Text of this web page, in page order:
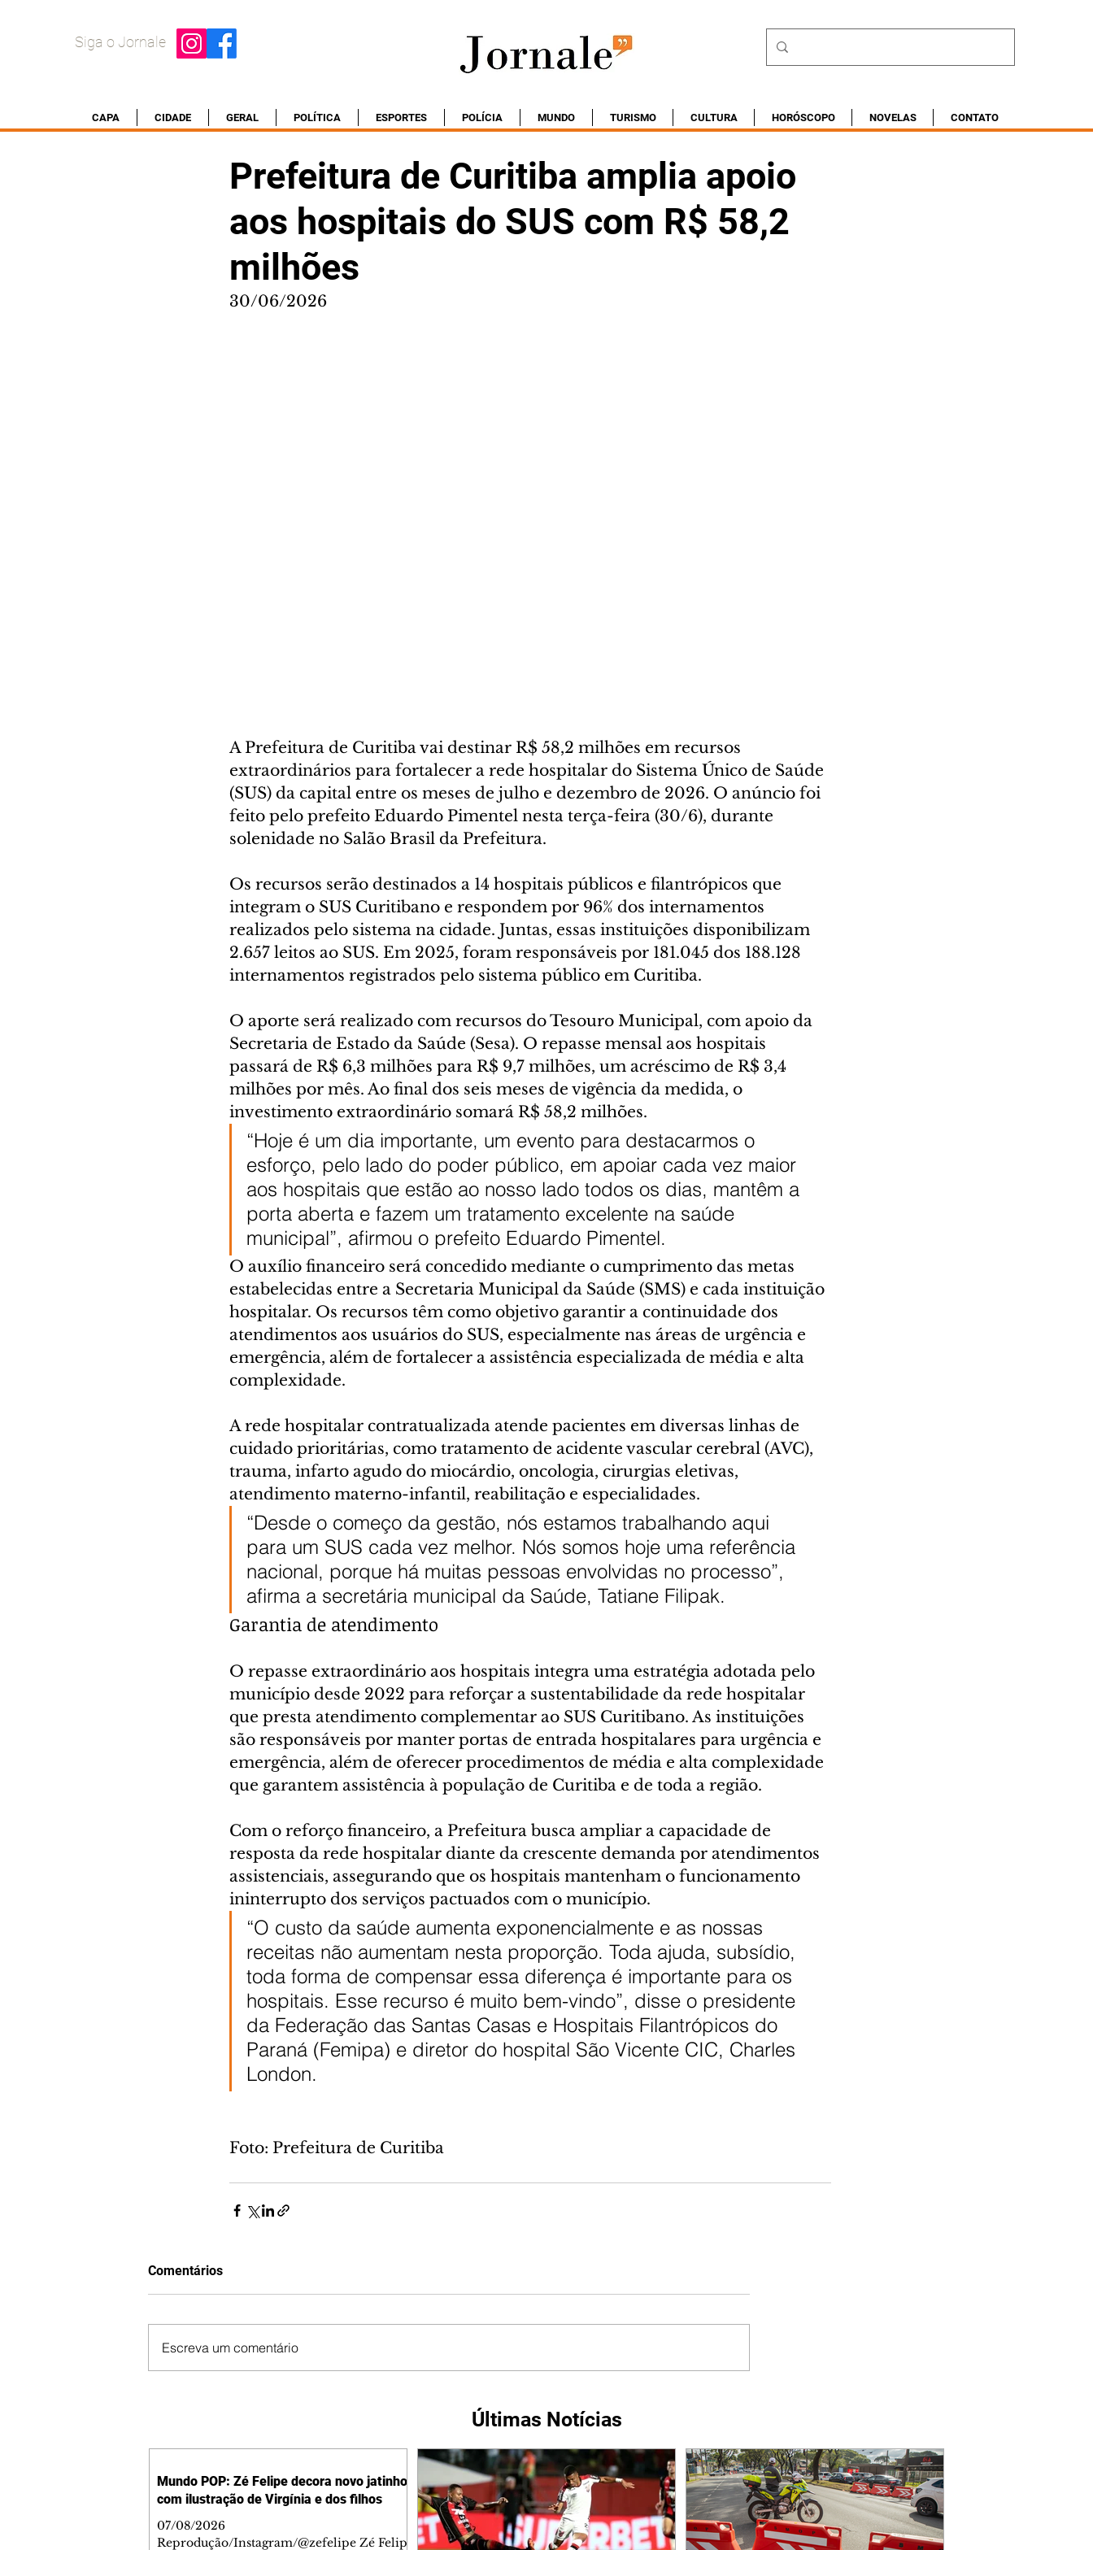
Siga o Jornale
CAPA CIDADE GERAL POLÍTICA ESPORTES POLÍCIA MUNDO TURISMO CULTURA HORÓSCOPO NOVELAS CONTATO
Prefeitura de Curitiba amplia apoio
aos hospitais do SUS com R$ 58,2
milhões
30/06/2026
A Prefeitura de Curitiba vai destinar R$ 58,2 milhões em recursos
extraordinários para fortalecer a rede hospitalar do Sistema Único de Saúde
(SUS) da capital entre os meses de julho e dezembro de 2026. O anúncio foi
feito pelo prefeito Eduardo Pimentel nesta terça-feira (30/6), durante
solenidade no Salão Brasil da Prefeitura.
Os recursos serão destinados a 14 hospitais públicos e filantrópicos que
integram o SUS Curitibano e respondem por 96% dos internamentos
realizados pelo sistema na cidade. Juntas, essas instituições disponibilizam
2.657 leitos ao SUS. Em 2025, foram responsáveis por 181.045 dos 188.128
internamentos registrados pelo sistema público em Curitiba.
O aporte será realizado com recursos do Tesouro Municipal, com apoio da
Secretaria de Estado da Saúde (Sesa). O repasse mensal aos hospitais
passará de R$ 6,3 milhões para R$ 9,7 milhões, um acréscimo de R$ 3,4
milhões por mês. Ao final dos seis meses de vigência da medida, o
investimento extraordinário somará R$ 58,2 milhões.
“Hoje é um dia importante, um evento para destacarmos o
esforço, pelo lado do poder público, em apoiar cada vez maior
aos hospitais que estão ao nosso lado todos os dias, mantêm a
porta aberta e fazem um tratamento excelente na saúde
municipal”, afirmou o prefeito Eduardo Pimentel.
O auxílio financeiro será concedido mediante o cumprimento das metas
estabelecidas entre a Secretaria Municipal da Saúde (SMS) e cada instituição
hospitalar. Os recursos têm como objetivo garantir a continuidade dos
atendimentos aos usuários do SUS, especialmente nas áreas de urgência e
emergência, além de fortalecer a assistência especializada de média e alta
complexidade.
A rede hospitalar contratualizada atende pacientes em diversas linhas de
cuidado prioritárias, como tratamento de acidente vascular cerebral (AVC),
trauma, infarto agudo do miocárdio, oncologia, cirurgias eletivas,
atendimento materno-infantil, reabilitação e especialidades.
“Desde o começo da gestão, nós estamos trabalhando aqui
para um SUS cada vez melhor. Nós somos hoje uma referência
nacional, porque há muitas pessoas envolvidas no processo”,
afirma a secretária municipal da Saúde, Tatiane Filipak.
Garantia de atendimento
O repasse extraordinário aos hospitais integra uma estratégia adotada pelo
município desde 2022 para reforçar a sustentabilidade da rede hospitalar
que presta atendimento complementar ao SUS Curitibano. As instituições
são responsáveis por manter portas de entrada hospitalares para urgência e
emergência, além de oferecer procedimentos de média e alta complexidade
que garantem assistência à população de Curitiba e de toda a região.
Com o reforço financeiro, a Prefeitura busca ampliar a capacidade de
resposta da rede hospitalar diante da crescente demanda por atendimentos
assistenciais, assegurando que os hospitais mantenham o funcionamento
ininterrupto dos serviços pactuados com o município.
“O custo da saúde aumenta exponencialmente e as nossas
receitas não aumentam nesta proporção. Toda ajuda, subsídio,
toda forma de compensar essa diferença é importante para os
hospitais. Esse recurso é muito bem-vindo”, disse o presidente
da Federação das Santas Casas e Hospitais Filantrópicos do
Paraná (Femipa) e diretor do hospital São Vicente CIC, Charles
London.
Foto: Prefeitura de Curitiba
Comentários
Escreva um comentário
Últimas Notícias
Mundo POP: Zé Felipe decora novo jatinho
com ilustração de Virgínia e dos filhos
07/08/2026
Reprodução/Instagram/@zefelipe Zé Felipe